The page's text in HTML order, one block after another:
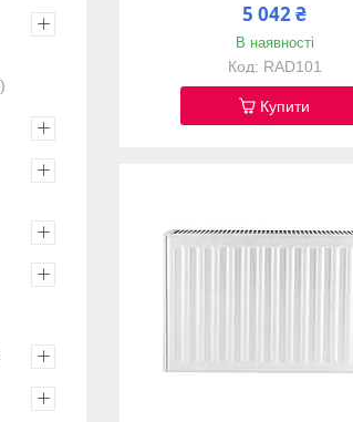
5 042 ₴
В наявності
RAD101
Купити